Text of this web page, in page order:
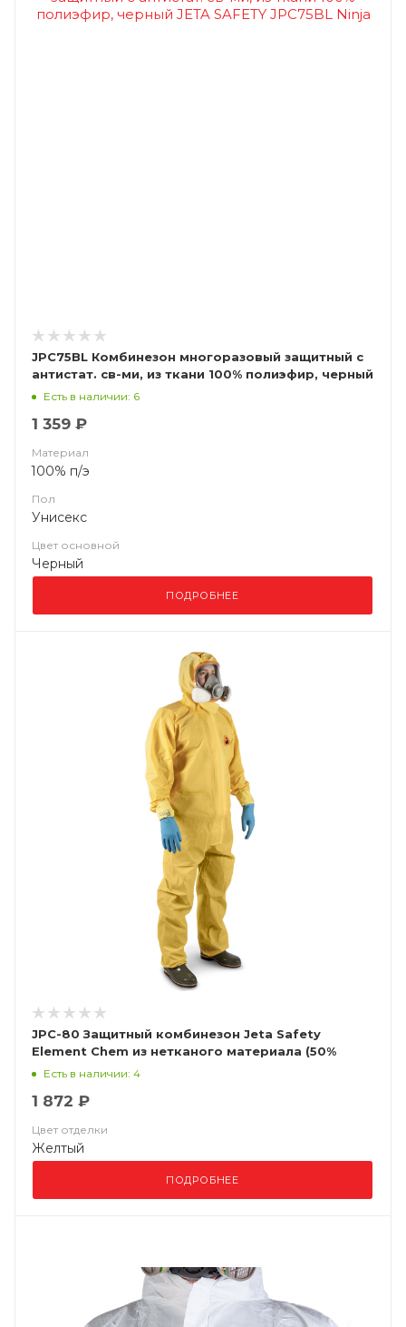
JPC75BL Комбинезон многоразовый защитный с
антистат. св-ми, из ткани 100% полиэфир, черный
JETA SAFETY JPC75BL Ninja
Есть в наличии: 6
1 359 ₽
Материал
100% п/э
Пол
Унисекс
Цвет основной
Черный
ПОДРОБНЕЕ
JPC-80 Защитный комбинезон Jeta Safety
Element Chem из нетканого материала (50%
полипропил.,50% (ЧЗ)
Есть в наличии: 4
1 872 ₽
Цвет отделки
Желтый
ПОДРОБНЕЕ